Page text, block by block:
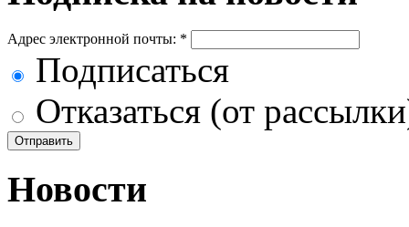
Адрес электронной почты: *
Подписаться
Отказаться (от
Новости